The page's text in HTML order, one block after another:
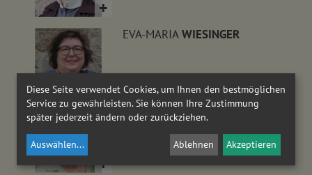
EVA-MARIAWIESINGER
SUSANNEFISCHER
Diese Seite verwendet Cookies, um Ihnen den bestmöglichen
Service zu gewährleisten. Sie können Ihre Zustimmung
später jederzeit ändern oder zurückziehen.
Auswählen... Ablehnen Akzeptieren